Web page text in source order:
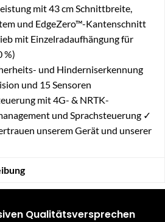
mit 43 cm Schnittbreite,
und EdgeZero™-Kantenschnitt
mit Einzelradaufhängung für
%)
und Hinderniserkennung
und 15 Sensoren
mit 4G- & NRTK-
und Sprachsteuerung ✓
unserem Gerät und unserer
Qualitätsversprechen